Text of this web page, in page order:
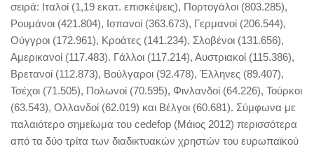
σειρά: Ιταλοί (1,19 εκατ. επισκέψεις), Πορτογάλοι (803.285),
Ρουμάνοι (421.804), Ισπανοί (363.673), Γερμανοί (206.544),
Ούγγροι (172.961), Κροάτες (141.234), Σλοβένοι (131.656),
Αμερικανοί (117.483). Γάλλοι (117.214), Αυστριακοί (115.386),
Βρετανοί (112.873), Βούλγαροι (92.478), Έλληνες (89.407),
Τσέχοι (71.505), Πολωνοί (70.595), Φινλανδοί (64.226), Τούρκοι
(63.543), Ολλανδοί (62.019) και Βέλγοι (60.681). Σύμφωνα με
παλαιότερο σημείωμα του cedefop (Μάιος 2012) περισσότερα
από τα δύο τρίτα των διαδικτυακών χρηστών του ευρωπαϊκού